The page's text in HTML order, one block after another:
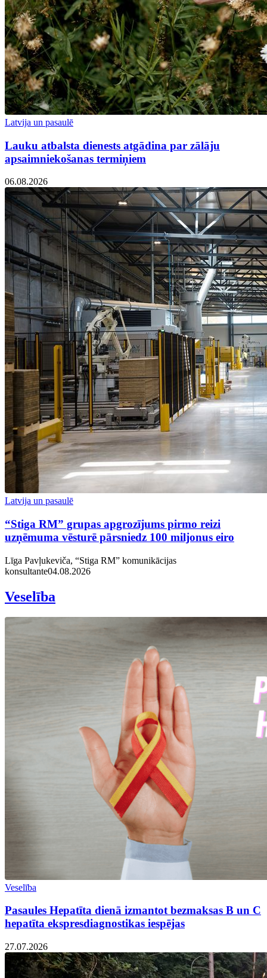
Latvija un pasaulē
Lauku atbalsta dienests atgādina par zālāju
apsaimniekošanas termiņiem
06.08.2026
Latvija un pasaulē
“Stiga RM” grupas apgrozījums pirmo reizi
uzņēmuma vēsturē pārsniedz 100 miljonus eiro
Līga Pavļukeviča, “Stiga RM” komunikācijas
konsultante04.08.2026
Veselība
Veselība
Pasaules Hepatīta dienā izmantot bezmaksas B un C
hepatīta ekspresdiagnostikas iespējas
27.07.2026